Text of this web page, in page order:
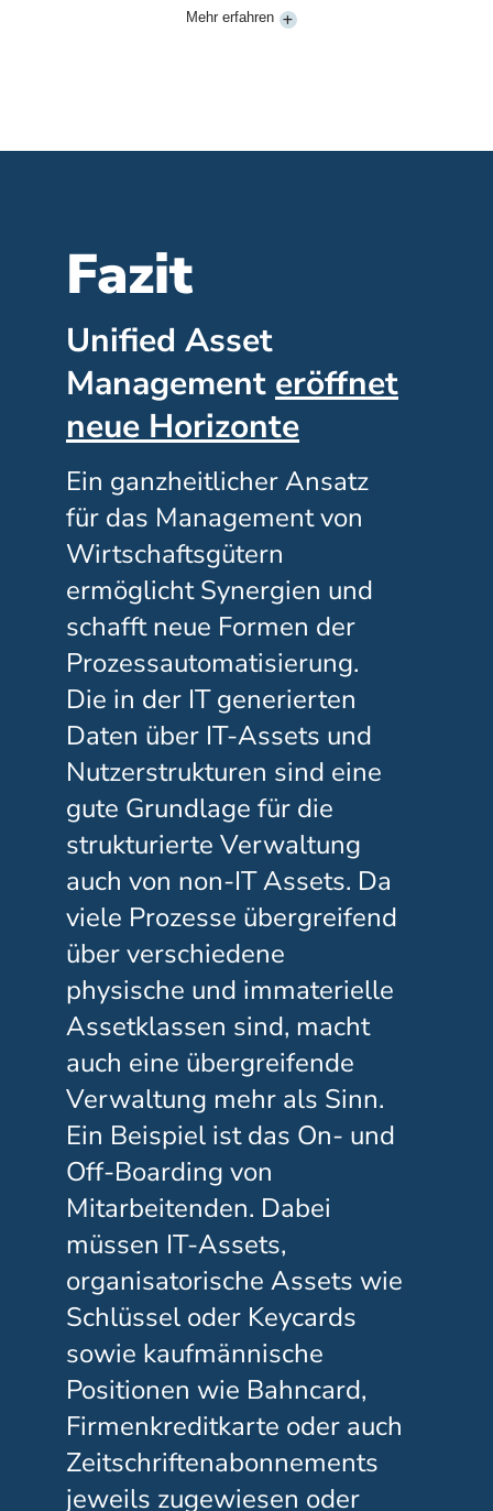
Mehr erfahren
Fazit
Unified Asset
Management eröffnet
neue Horizonte
Ein ganzheitlicher Ansatz
für das Management von
Wirtschaftsgütern
ermöglicht Synergien und
schafft neue Formen der
Prozessautomatisierung.
Die in der IT generierten
Daten über IT-Assets und
Nutzerstrukturen sind eine
gute Grundlage für die
strukturierte Verwaltung
auch von non-IT Assets. Da
viele Prozesse übergreifend
über verschiedene
physische und immaterielle
Assetklassen sind, macht
auch eine übergreifende
Verwaltung mehr als Sinn.
Ein Beispiel ist das On- und
Off-Boarding von
Mitarbeitenden. Dabei
müssen IT-Assets,
organisatorische Assets wie
Schlüssel oder Keycards
sowie kaufmännische
Positionen wie Bahncard,
Firmenkreditkarte oder auch
Zeitschriftenabonnements
jeweils zugewiesen oder